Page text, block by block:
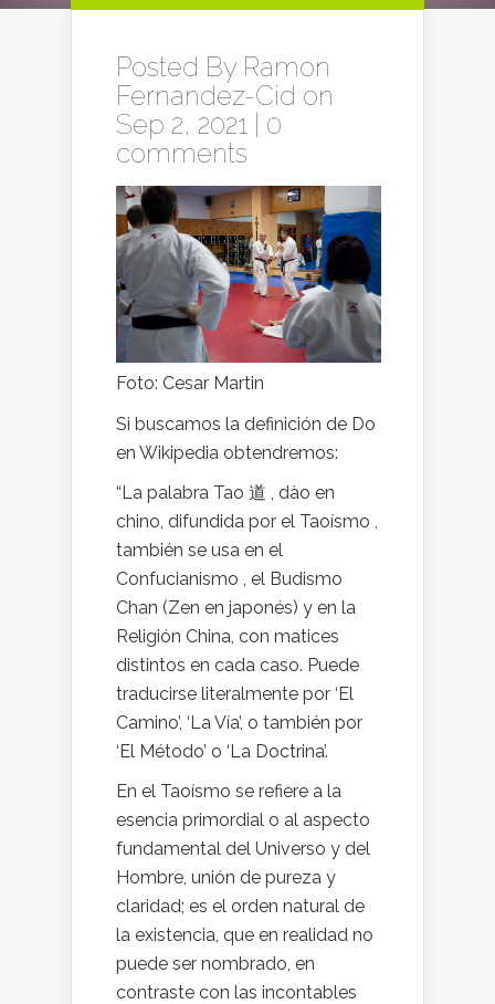
Posted By Ramon
Fernandez-Cid on
Sep 2, 2021 | 0
comments
Foto: Cesar Martin
Si buscamos la definición de Do
en Wikipedia obtendremos:
“La palabra Tao 道 , dào en
chino, difundida por el Taoísmo ,
también se usa en el
Confucianismo , el Budismo
Chan (Zen en japonés) y en la
Religión China, con matices
distintos en cada caso. Puede
traducirse literalmente por ‘El
Camino’, ‘La Vía’, o también por
‘El Método’ o ‘La Doctrina’.
En el Taoísmo se refiere a la
esencia primordial o al aspecto
fundamental del Universo y del
Hombre, unión de pureza y
claridad; es el orden natural de
la existencia, que en realidad no
puede ser nombrado, en
contraste con las incontables